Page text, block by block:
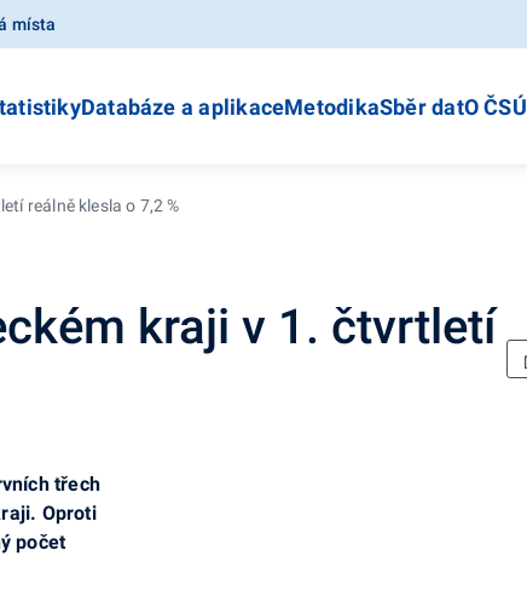
místa
Databáze a aplikaceMetodikaSběr datO ČSÚ
reálně klesla o 7,2 %
kraji v 1. čtvrtletí
třech
Oproti
počet